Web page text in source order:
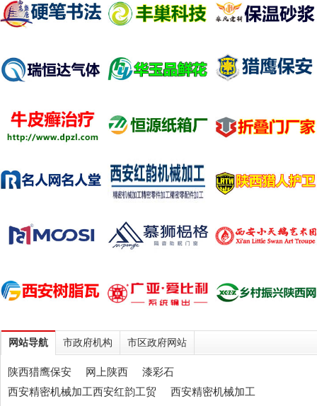
念馆、
展览馆
陈列制
作，创
原、仿
真硅
[详细]
网站导航 市政府机构 市区政府网站
陕西猎鹰保安 网上陕西
漆彩石
西安精密机械加工西安红韵工贸
西安精密机械加工